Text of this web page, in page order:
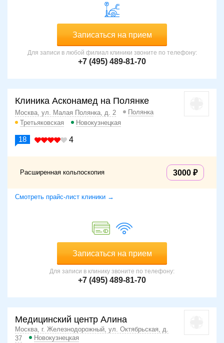
Записаться на прием
Для записи в любой филиал клиники звоните по телефону:
+7 (495) 489-81-70
Клиника Асконамед на Полянке
Москва, ул. Малая Полянка, д. 2
Полянка
Третьяковская
Новокузнецкая
18 4
Расширенная кольпоскопия 3000
Смотреть прайс-лист клиники →
Записаться на прием
Для записи в клинику звоните по телефону:
+7 (495) 489-81-70
Медицинский центр Алина
Москва, г. Железнодорожный, ул. Октябрьская, д.
37
Новокузнецкая